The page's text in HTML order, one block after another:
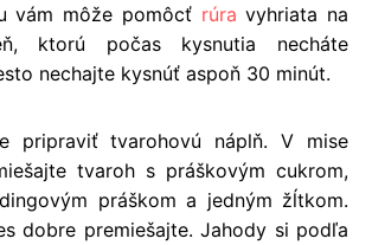
vám môže pomôcť rúra vyhriata na
ktorú počas kysnutia necháte
nechajte kysnúť aspoň 30 minút.
pripraviť tvarohovú náplň. V mise
tvaroh s práškovým cukrom,
práškom a jedným žĺtkom.
dobre premiešajte. Jahody si podľa